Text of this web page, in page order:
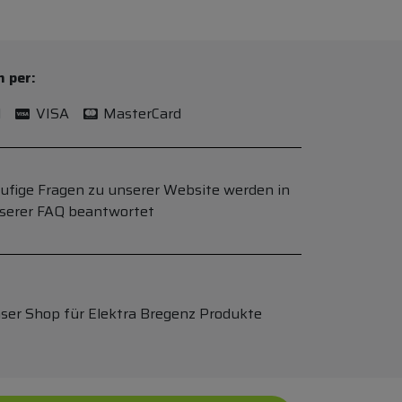
per:
VISA MasterCard
Fragen zu unserer Website werden in
FAQ beantwortet
Shop für Elektra Bregenz Produkte